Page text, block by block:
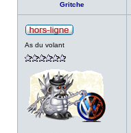
Gritche
As du volant